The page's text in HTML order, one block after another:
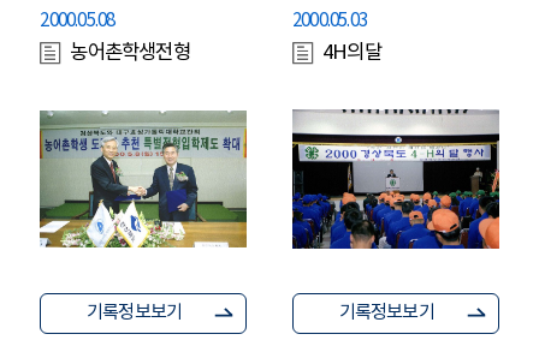
2000.05.08
농어촌학생전형
기록정보보기
2000.05.03
4H의달
기록정보보기